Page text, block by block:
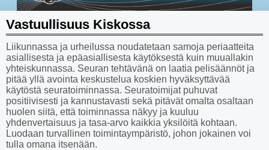
Vastuullisuus Kiskossa
Liikunnassa ja urheilussa noudatetaan samoja periaatteita
asiallisesta ja epäasiallisesta käytöksestä kuin muuallakin
yhteiskunnassa. Seuran tehtävänä on laatia pelisäännöt ja
pitää yllä avointa keskustelua koskien hyväksyttävää
käytöstä seuratoiminnassa. Seuratoimijat puhuvat
positiivisesti ja kannustavasti sekä pitävät omalta osaltaan
huolen siitä, että toiminnassa näkyy ja kuuluu
yhdenvertaisuus ja tasa-arvo kaikkia yksilöitä kohtaan.
Luodaan turvallinen toimintaympäristö, johon jokainen voi
tulla omana itsenään.